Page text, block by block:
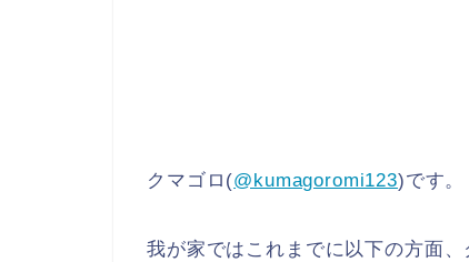
クマゴロ(@kumagoromi123)です。
我が家ではこれまでに以下の方面